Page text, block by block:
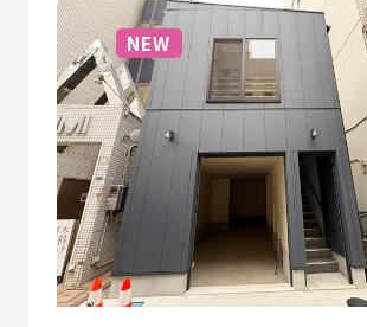
NEW